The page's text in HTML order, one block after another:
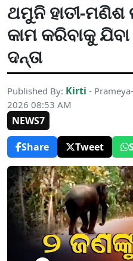
ଥମୁନି ହାତୀ-
କାମ କରିବାକୁ
ଦନ୍ତା
Published By: Kirti -
2026 08:53 AM
NEWS7
Share
Tweet